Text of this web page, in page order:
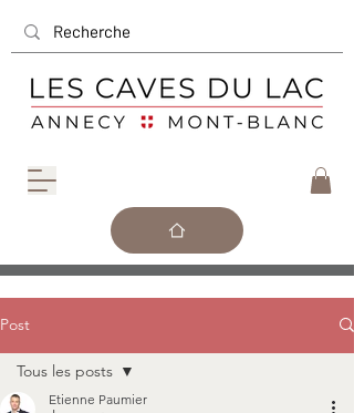
Post
Tous les posts
Etienne Paumier